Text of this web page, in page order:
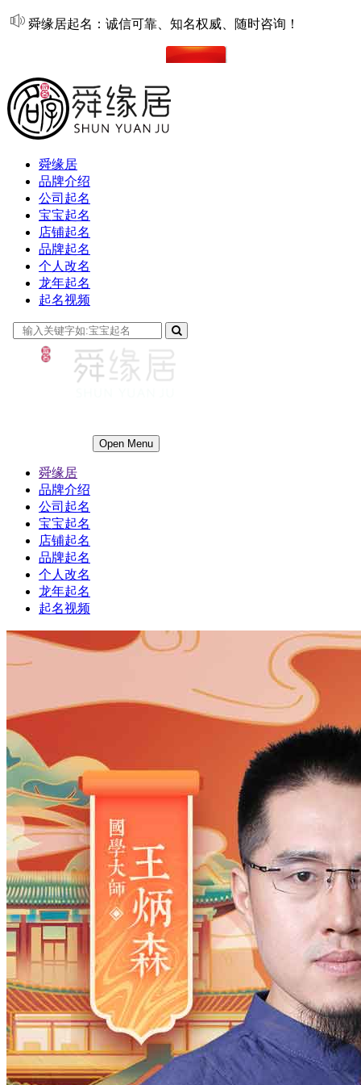
舜缘居起名：诚信可靠、知名权威、随时咨询！
舜缘居
品牌介绍
公司起名
宝宝起名
店铺起名
品牌起名
个人改名
龙年起名
起名视频
Open Menu
舜缘居
品牌介绍
公司起名
宝宝起名
店铺起名
品牌起名
个人改名
龙年起名
起名视频